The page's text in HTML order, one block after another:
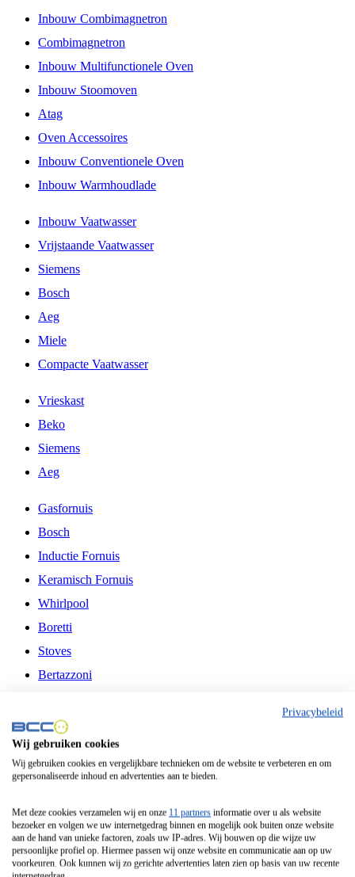
Inbouw Combimagnetron
Combimagnetron
Inbouw Multifunctionele Oven
Inbouw Stoomoven
Atag
Oven Accessoires
Inbouw Conventionele Oven
Inbouw Warmhoudlade
Inbouw Vaatwasser
Vrijstaande Vaatwasser
Siemens
Bosch
Aeg
Miele
Compacte Vaatwasser
Vrieskast
Beko
Siemens
Aeg
Gasfornuis
Bosch
Inductie Fornuis
Keramisch Fornuis
Whirlpool
Boretti
Stoves
Bertazzoni
Fitelli
Airfryer
Frituurpan
Contactgrill
Broodbakmachine
Broodrooster
Privacybeleid
Wij gebruiken cookies
Wij gebruiken cookies en vergelijkbare technieken om de website te verbeteren en om
gepersonaliseerde inhoud en advertenties aan te bieden.
Met deze cookies verzamelen wij en onze 11 partners informatie over u als website
bezoeker en volgen we uw internetgedrag binnen en mogelijk ook buiten onze website
aan de hand van unieke factoren, zoals uw IP-adres. Wij bouwen op die wijze uw
persoonlijke profiel op. Hiermee passen wij onze website en communicatie aan op uw
voorkeuren. Ook kunnen wij zo gerichte advertenties laten zien op basis van uw recente